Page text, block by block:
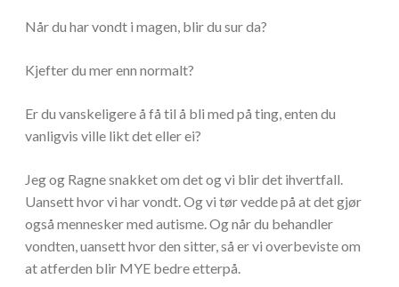
Når du har vondt i magen, blir du sur da?
Kjefter du mer enn normalt?
Er du vanskeligere å få til å bli med på ting, enten du
vanligvis ville likt det eller ei?
Jeg og Ragne snakket om det og vi blir det ihvertfall.
Uansett hvor vi har vondt. Og vi tør vedde på at det gjør
også mennesker med autisme. Og når du behandler
vondten, uansett hvor den sitter, så er vi overbeviste om
at atferden blir MYE bedre etterpå.